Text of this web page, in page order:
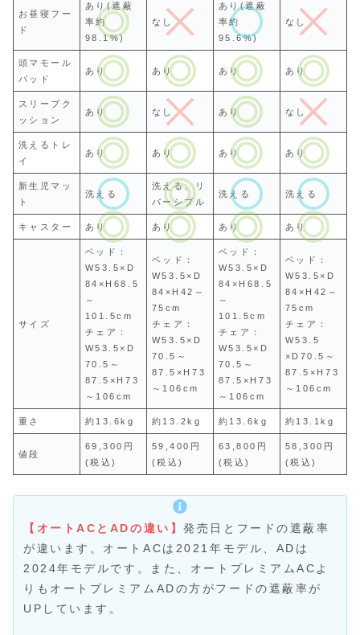
お昼寝フー
ド
あり(遮蔽
率約
98.1%)
なし
あり(遮蔽
率約
95.6%)
なし
頭マモール
パッド
あり あり あり あり
スリープク
ッション
あり なし あり なし
洗えるトレ
イ
あり あり あり あり
新生児マッ
ト
洗える
洗える、リ
バーシブル
洗える 洗える
キャスター あり あり あり あり
サイズ
ベッド：
W53.5×D
84×H68.5
～
101.5cm
チェア：
W53.5×D
70.5～
87.5×H73
～106cm
ベッド：
W53.5×D
84×H42～
75cm
チェア：
W53.5×D
70.5～
87.5×H73
～106cm
ベッド：
W53.5×D
84×H68.5
～
101.5cm
チェア：
W53.5×D
70.5～
87.5×H73
～106cm
ベッド：
W53.5×D
84×H42～
75cm
チェア：
W53.5
×D70.5～
87.5×H73
～106cm
重さ 約13.6kg 約13.2kg 約13.6kg 約13.1kg
値段
69,300円
(税込)
59,400円
(税込)
63,800円
(税込)
58,300円
(税込)
【オートACとADの違い】発売日とフードの遮蔽率
が違います。オートACは2021年モデル、ADは
2024年モデルです。また、オートプレミアムACよ
りもオートプレミアムADの方がフードの遮蔽率が
UPしています。